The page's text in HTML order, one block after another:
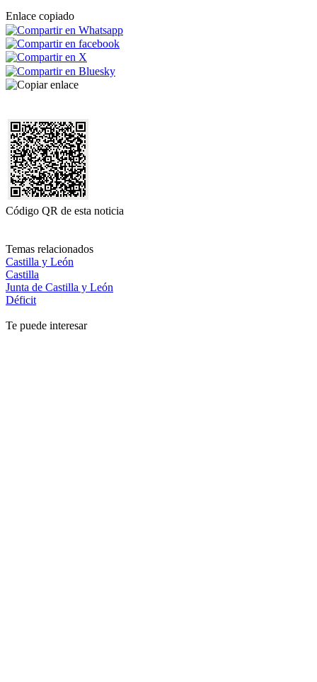
Enlace copiado
Código QR de esta noticia
Temas relacionados
Castilla y León
Castilla
Junta de Castilla y León
Déficit
Te puede interesar